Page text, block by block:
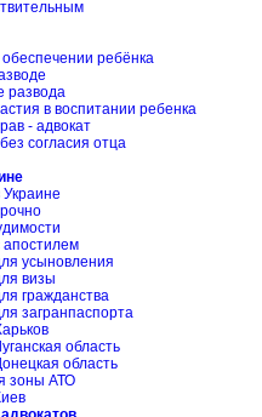
ребёнка
развода
в воспитании ребенка
- адвокат
согласия отца
апостилем
усыновления
визы
гражданства
загранпаспорта
область
область
зоны АТО